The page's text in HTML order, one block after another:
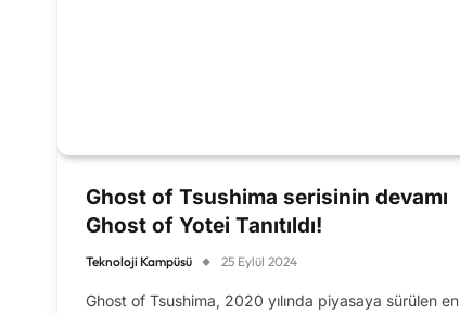
Ghost of Tsushima serisinin devamı
Ghost of Yotei Tanıtıldı!
Teknoloji Kampüsü 25 Eylül 2024
Ghost of Tsushima, 2020 yılında piyasaya sürülen en